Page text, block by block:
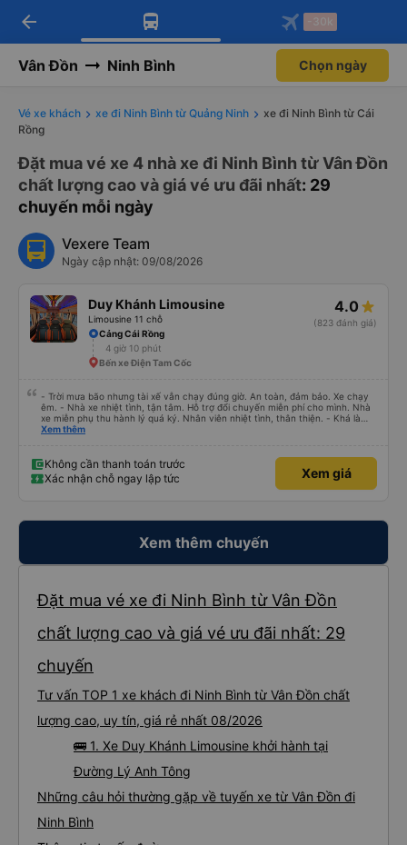
Tải app Vexere ngay!
Nhận ưu đãi thành viên độc
Mở app
Tải app Vexere
-30k/ghế khi đặt vé máy bay qua
Mở app
arrow_back -30k
Vân Đồn Ninh Bình Chọn ngày
Vé xe khách xe đi Ninh Bình từ Quảng Ninh
xe đi Ninh Bình từ Cái
Rồng
Đặt mua vé xe 4 nhà xe đi Ninh Bình từ Vân Đồn
chất lượng cao và giá vé ưu đãi nhất: 29
chuyến mỗi ngày
Vexere Team
Ngày cập nhật: 09/08/2026
Duy Khánh Limousine
Limousine 11 chỗ
4.0
(823 đánh giá)
Cảng Cái Rồng
4 giờ 10 phút
Bến xe Điện Tam Cốc
- Trời mưa bão nhưng tài xế vẫn chạy đúng giờ. An toàn, đảm bảo. Xe chạy
êm. - Nhà xe nhiệt tình, tận tâm. Hỗ trợ đổi chuyến miễn phí cho mình. Nhà
xe miễn phụ thu hành lý quá ký. Nhân viên nhiệt tình, thân thiện. - Khá là
thích tài xế. Lái xe an toàn. Chu đáo, thân thiện, nhiệt tình. - Xe ngồi thoải
Xem thêm
Không cần thanh toán trước
Xác nhận chỗ ngay lập tức
Xem giá
Xem thêm chuyến
Đặt mua vé xe đi Ninh Bình từ Vân Đồn
chất lượng cao và giá vé ưu đãi nhất: 29
chuyến
Tư vấn TOP 1 xe khách đi Ninh Bình từ Vân Đồn chất
lượng cao, uy tín, giá rẻ nhất 08/2026
🚌 1. Xe Duy Khánh Limousine khởi hành tại
Đường Lý Anh Tông
Những câu hỏi thường gặp về tuyến xe từ Vân Đồn đi
Ninh Bình